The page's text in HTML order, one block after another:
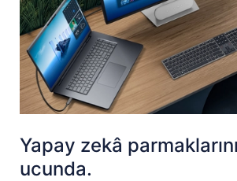
Yapay zekâ
ucunda.